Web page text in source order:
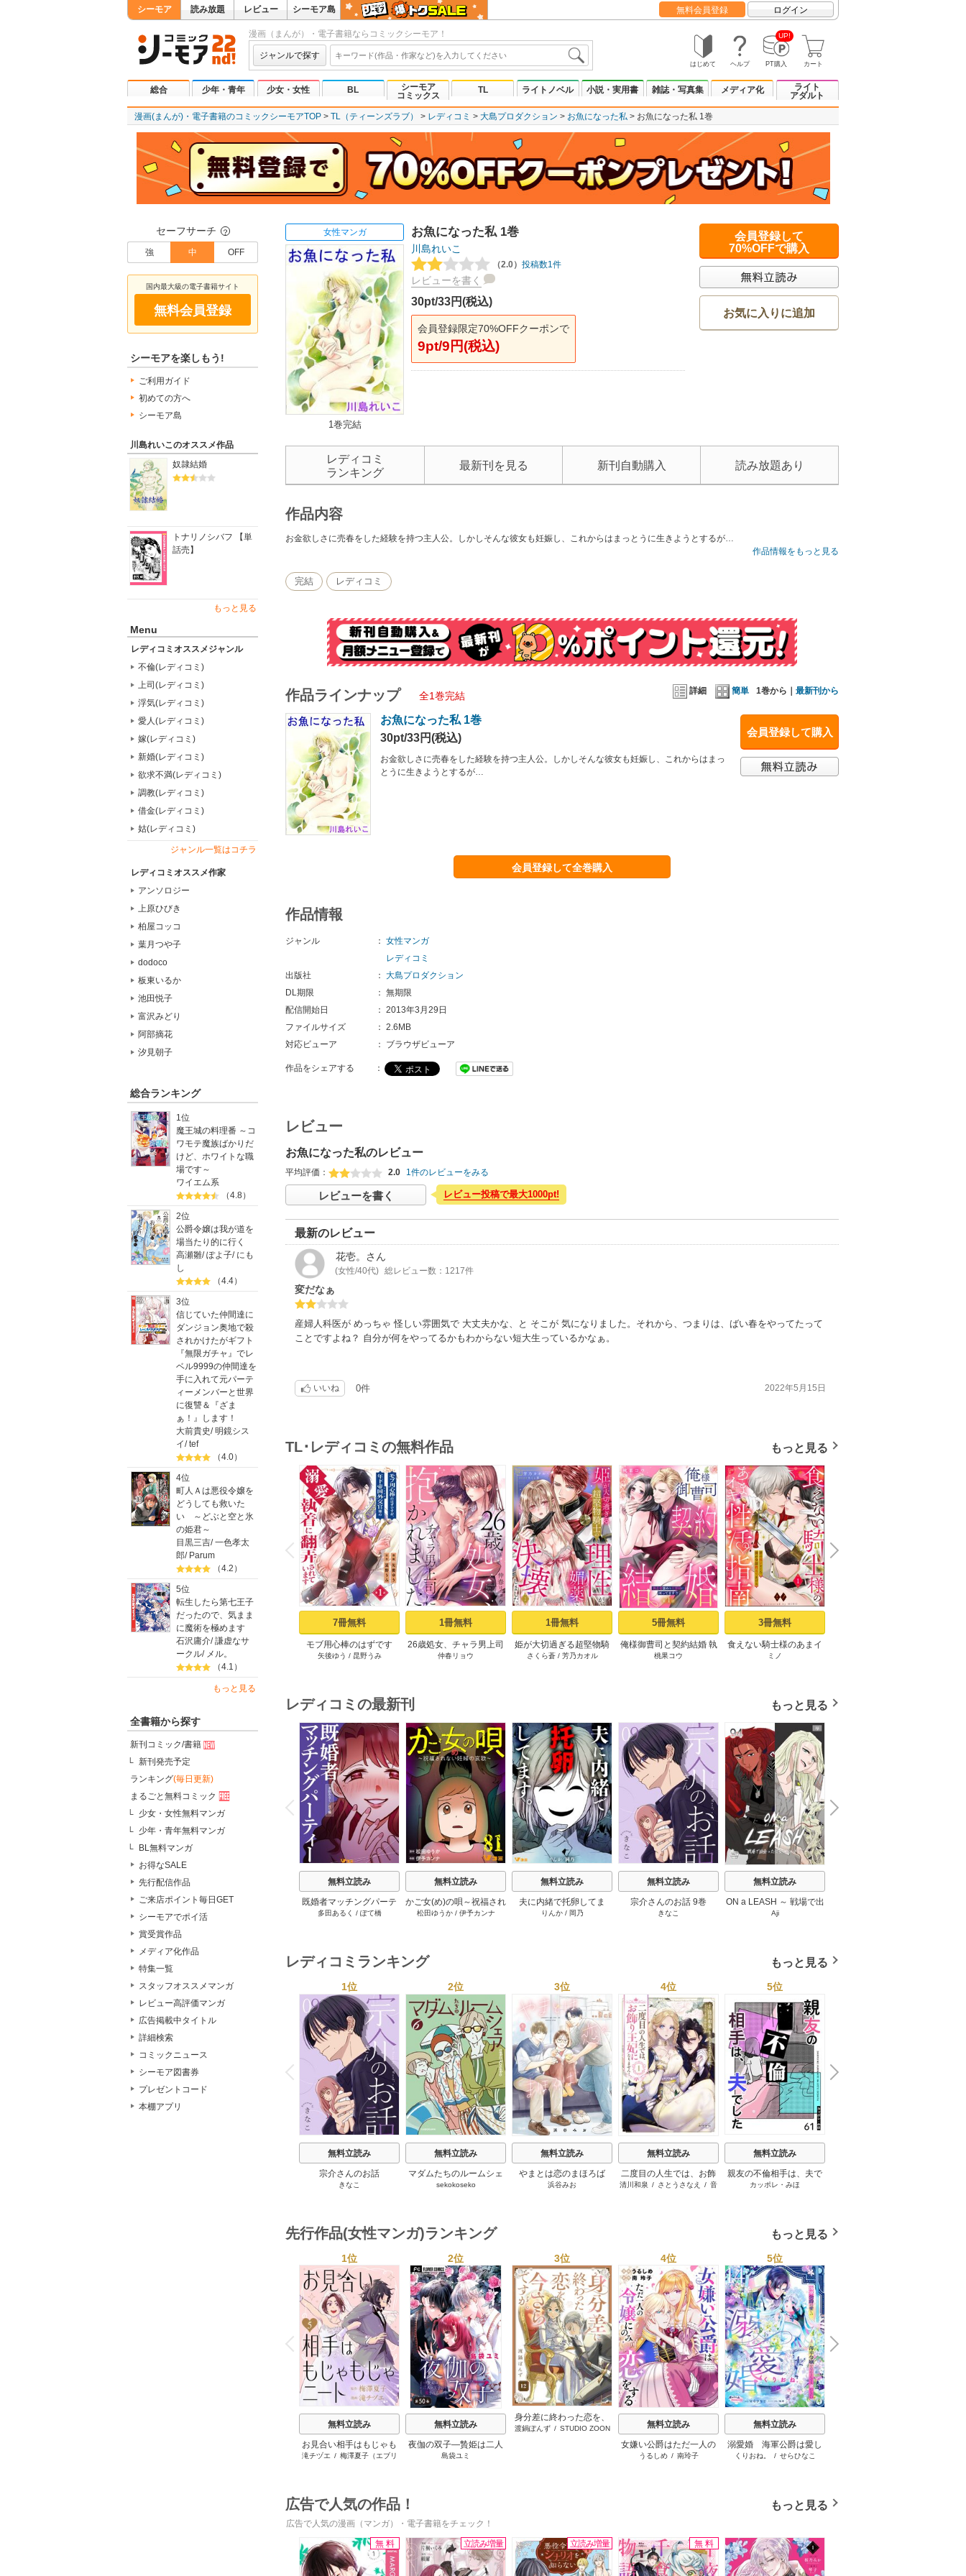
シーモア 読み放題 レビュー シーモア島 無料会員登録 ログイン
漫画（まんが）・電子書籍ならコミックシーモア！
ジャンルで探す
はじめて ヘルプ
UP!
PT購入 カート
総合 少年・青年 少女・女性 BL
シーモア
コミックス
TL ライトノベル 小説・実用書 雑誌・写真集 メディア化
ライト
アダルト
漫画(まんが)・電子書籍のコミックシーモアTOP TL（ティーンズラブ） レディコミ 大島プロダクション お魚になった私 お魚になった私 1巻
セーフサーチ ？
強 中 OFF
国内最大級の電子書籍サイト
無料会員登録
シーモアを楽しもう!
ご利用ガイド
初めての方へ
シーモア島
川島れいこのオススメ作品
奴隷結婚
トナリノシバフ 【単
話売】
もっと見る
Menu
レディコミオススメジャンル
不倫(レディコミ)
上司(レディコミ)
浮気(レディコミ)
愛人(レディコミ)
嫁(レディコミ)
新婚(レディコミ)
欲求不満(レディコミ)
調教(レディコミ)
借金(レディコミ)
姑(レディコミ)
ジャンル一覧はコチラ
レディコミオススメ作家
アンソロジー
上原ひびき
柏屋コッコ
葉月つや子
dodoco
板東いるか
池田悦子
富沢みどり
阿部摘花
汐見朝子
総合ランキング
1位
魔王城の料理番 ～コ
ワモテ魔族ばかりだ
けど、ホワイトな職
場です～
ワイエム系
（4.8）
2位
公爵令嬢は我が道を
場当たり的に行く
高瀬雛/ぽよ子/ にも
し
（4.4）
3位
信じていた仲間達に
ダンジョン奥地で殺
されかけたがギフト
『無限ガチャ』でレ
ベル9999の仲間達を
手に入れて元パーテ
ィーメンバーと世界
に復讐＆『ざま
ぁ！』します！
大前貴史/明鏡シス
イ/tef
（4.0）
4位
町人Ａは悪役令嬢を
どうしても救いた
い ～どぶと空と氷
の姫君～
目黒三吉/一色孝太
郎/ Parum
（4.2）
5位
転生したら第七王子
だったので、気まま
に魔術を極めます
石沢庸介/謙虚なサ
ークル/ メル。
（4.1）
もっと見る
全書籍から探す
新刊コミック/書籍
新刊発売予定
ランキング(毎日更新)
まるごと無料コミック
少女・女性無料マンガ
少年・青年無料マンガ
BL無料マンガ
お得なSALE
先行配信作品
ご来店ポイント毎日GET
シーモアでポイ活
賞受賞作品
メディア化作品
特集一覧
スタッフオススメマンガ
レビュー高評価マンガ
広告掲載中タイトル
詳細検索
コミックニュース
シーモア図書券
プレゼントコード
本棚アプリ
女性マンガ
1巻完結
お魚になった私 1巻
川島れいこ
（2.0） 投稿数1件
レビューを書く
30pt/33円(税込)
会員登録限定70%OFFクーポンで
9pt/9円(税込)
会員登録して
70%OFFで購入
お気に入りに追加
レディコミ
ランキング
最新刊を見る 新刊自動購入 読み放題あり
作品内容
お金欲しさに売春をした経験を持つ主人公。しかしそんな彼女も妊娠し、これからはまっとうに生きようとするが…
作品情報をもっと見る
完結 レディコミ
詳細 簡単 1巻から｜ 最新刊から
作品ラインナップ 全1巻完結
会員登録して購入
お魚になった私 1巻
30pt/33円(税込)
お金欲しさに売春をした経験を持つ主人公。しかしそんな彼女も妊娠し、これからはまっ
とうに生きようとするが…
会員登録して全巻購入
作品情報
ジャンル ： 女性マンガ
レディコミ
出版社
： 大島プロダクション
DL期限
： 無期限
配信開始日
： 2013年3月29日
ファイルサイズ
： 2.6MB
対応ビューア
： ブラウザビューア
作品をシェアする ：
レビュー
お魚になった私のレビュー
平均評価： 2.0 1件のレビューをみる
レビューを書く レビュー投稿で最大1000pt!
最新のレビュー
花壱。 さん
(女性/40代) 総レビュー数：1217件
変だなぁ
産婦人科医が めっちゃ 怪しい雰囲気で 大丈夫かな、と そこが 気になりました。それから、つまりは、ばい春をやってたって
ことですよね？ 自分が何をやってるかもわからない短大生っているかなぁ。
いいね 0件 2022年5月15日
TL･レディコミの無料作品 もっと見る
P
r
e
v
i
o
u
s
7冊無料
モブ用心棒のはずです
が、年下帝国外交官（ア
【単話版】 1話
矢後ゆう / 昆野うみ
1冊無料
26歳処女、チャラ男上司
に抱かれました【電子単
仲春リョウ
1冊無料
姫が大切過ぎる超堅物騎
士の理性が、媚薬で決壊
さくら蒼/ 芳乃カオル
5冊無料
俺様御曹司と契約結婚 執
着愛強めな旦那様に困っ
桃果コウ
3冊無料
食えない騎士様のあまイ
キ性活指南 君の悦いとこ
ミノ
N
e
x
t
レディコミの最新刊 もっと見る
P
r
e
v
i
o
u
s
無料立読み
既婚者マッチングパーテ
ィー 13巻
多田あるく / ぽて橋
無料立読み
かご女(め)の唄～祝福され
ない妊婦の哀歌～ 80-81
松田ゆうか/ 伊予カンナ
無料立読み
夫に内緒で托卵してま
す。 10巻
りんか/ 岡乃
無料立読み
宗介さんのお話 9巻
きなこ
無料立読み
ON a LEASH ～ 戦場で出
会った彼女に囚われて ～
Aji
N
e
x
t
レディコミランキング もっと見る
P
r
e
v
i
o
u
s
1位
無料立読み
宗介さんのお話
きなこ
2位
無料立読み
マダムたちのルームシェ
ア
sekokoseko
3位
無料立読み
やまとは恋のまほろば
浜谷みお
4位
無料立読み
二度目の人生では、お飾
り王妃になりません！
清川和泉 / さとうさなえ / 音
5位
無料立読み
親友の不倫相手は、夫で
した【単話版】
カッポレ・みほ
N
e
x
t
先行作品(女性マンガ)ランキング もっと見る
P
r
e
v
i
o
u
s
1位
無料立読み
お見合い相手はもじゃも
じゃニート
滝チヅエ/ 梅澤夏子（エブリ
2位
無料立読み
夜伽の双子―贄姫は二人
の王子に愛される―【マ
島袋ユミ
3位
身分差に終わった恋を、
今さらですが。
渡鍋ぽんず/ STUDIO ZOON
4位
無料立読み
女嫌い公爵はただ一人の
令嬢にのみ恋をする（分
うるしめ/ 南玲子
5位
無料立読み
溺愛婚 海軍公爵は愛し
の薄幸令嬢をなんとして
くりおね。 / せらひなこ
N
e
x
t
広告で人気の作品！ もっと見る
広告で人気の漫画（マンガ）・電子書籍をチェック！
無料
立読み増量 立読み増量 無料